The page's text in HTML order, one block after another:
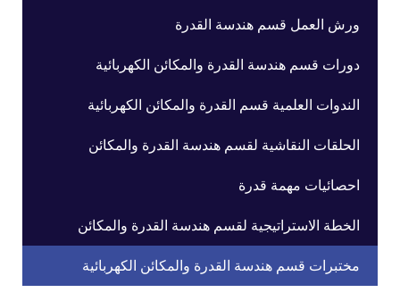
ورش العمل قسم هندسة القدرة
دورات قسم هندسة القدرة والمكائن الكهربائية
الندوات العلمية قسم القدرة والمكائن الكهربائية
الحلقات النقاشية لقسم هندسة القدرة والمكائن
احصائيات مهمة قدرة
الخطة الاستراتيجية لقسم هندسة القدرة والمكائن
مختبرات قسم هندسة القدرة والمكائن الكهربائية